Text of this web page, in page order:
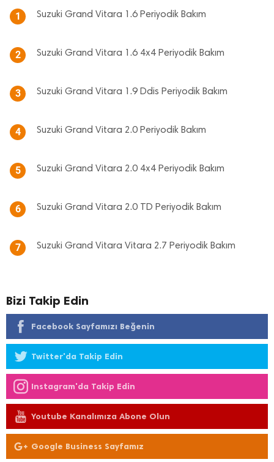
1 Suzuki Grand Vitara 1.6 Periyodik Bakım
2 Suzuki Grand Vitara 1.6 4x4 Periyodik Bakım
3 Suzuki Grand Vitara 1.9 Ddis Periyodik Bakım
4 Suzuki Grand Vitara 2.0 Periyodik Bakım
5 Suzuki Grand Vitara 2.0 4x4 Periyodik Bakım
6 Suzuki Grand Vitara 2.0 TD Periyodik Bakım
7 Suzuki Grand Vitara Vitara 2.7 Periyodik Bakım
Bizi Takip Edin
Facebook Sayfamızı Beğenin
Twitter'da Takip Edin
Instagram'da Takip Edin
Youtube Kanalımıza Abone Olun
Google Business Sayfamız